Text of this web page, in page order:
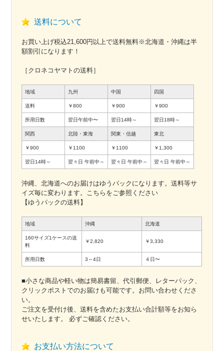
送料について
お買い上げ税込21,600円以上で送料無料※北海道・沖縄は半
額割引になります！
［クロネコヤマトの送料］
地域 九州 中国 四国
送料 ￥800 ￥900 ￥900
所用日数 翌日午前中〜 翌日14時～ 翌日18時～
関西 北陸・東海 関東・信越 東北
￥900 ￥1100 ￥1100 ￥1,300
翌日14時～ 翌々日 午前中～ 翌々日 午前中～ 翌々日 午前中～
沖縄、北海道へのお届けはゆうパックになります。送料等サ
イズ毎に変わります。こちらをご参照ください
【ゆうパックの送料】
地域 沖縄 北海道
160サイズ1ケースの送
料
￥2,820 ￥3,330
所用日数 3～4日 ４日〜
■小さな商品や軽い物は簡易書留、代引郵便、レターパック、
クリックポストでのお届けも可能です。お問い合わせくださ
い。
ご注文を受付け後、送料を含めたお支払い合計額等をお知ら
せいたします。 必ずご確認ください。
お支払い方法について